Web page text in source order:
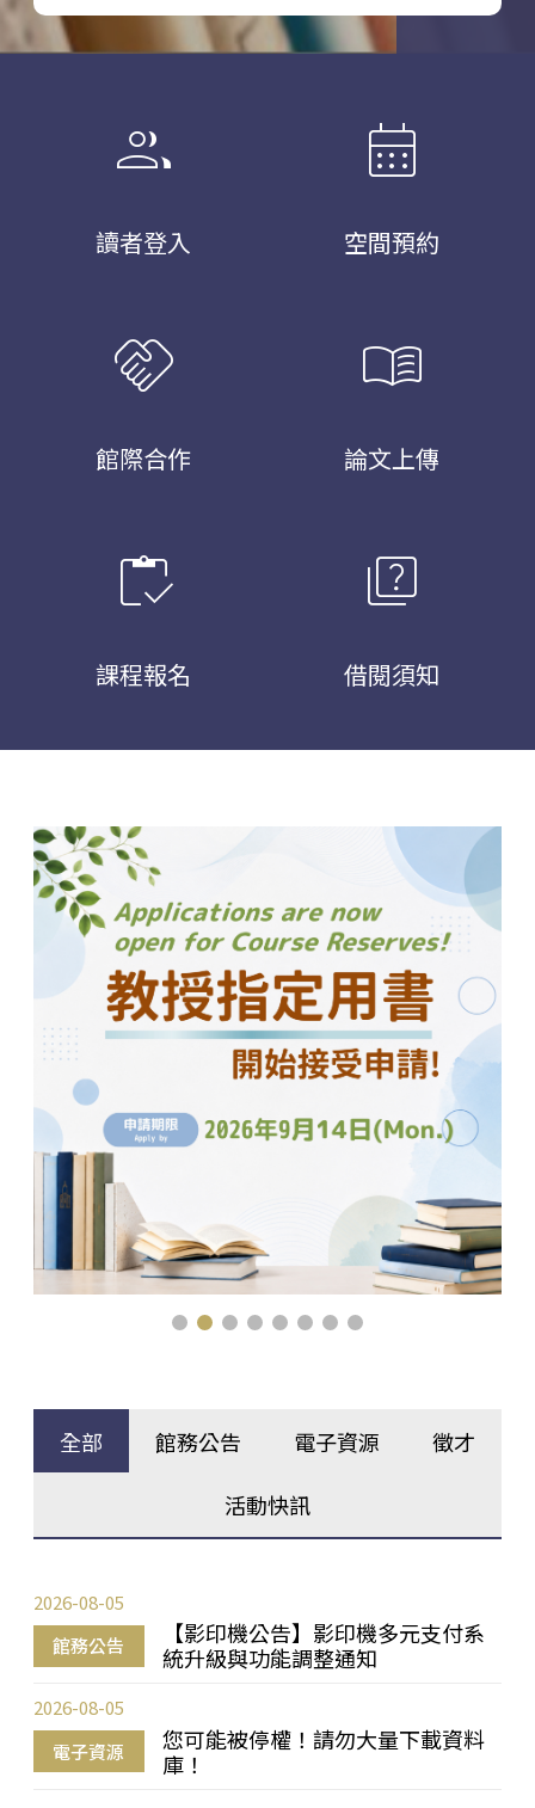
group
讀者登入
calendar_month
空間預約
handshake
館際合作
menu_book
論文上傳
inventory
課程報名
quiz
借閱須知
全部 館務公告 電子資源 徵才
活動快訊
館務公告
【影印機公告】影印機多元支付系
統升級與功能調整通知
2026-08-05
電子資源
您可能被停權！請勿大量下載資料
庫！
2026-08-05